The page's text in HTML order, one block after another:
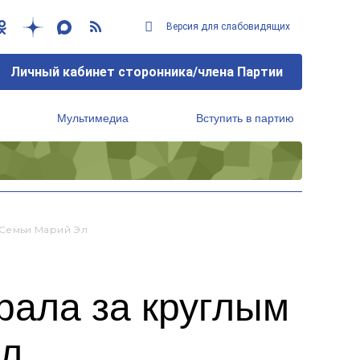
Версия для слабовидящих
Личный кабинет сторонника/члена Партии
Мультимедиа Вступить в партию
Марий Эл
за круглым